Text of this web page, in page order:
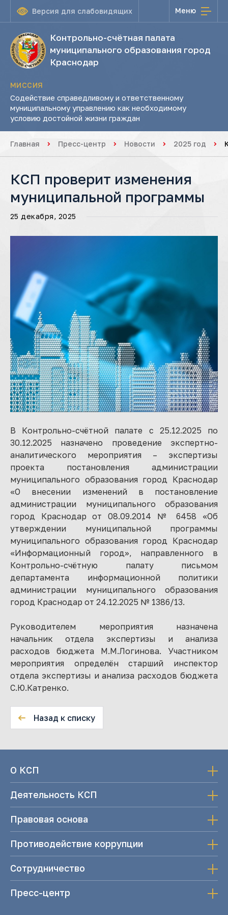
Версия для слабовидящих Меню
Контрольно-счётная палата
муниципального образования город
Краснодар
МИССИЯ
Содействие справедливому и ответственному
муниципальному управлению как необходимому
условию достойной жизни граждан
Главная Пресс-центр Новости 2025 год
КСП проверит изменения
муниципальной программы
25 декабря, 2025
В Контрольно-счётной палате с 25.12.2025 по
30.12.2025 назначено проведение экспертно-
аналитического мероприятия – экспертизы
проекта постановления администрации
муниципального образования город Краснодар
«О внесении изменений в постановление
администрации муниципального образования
город Краснодар от 08.09.2014 № 6458 «Об
утверждении муниципальной программы
муниципального образования город Краснодар
«Информационный город», направленного в
Контрольно-счётную палату письмом
департамента информационной политики
администрации муниципального образования
город Краснодар от 24.12.2025 № 1386/13.
Руководителем мероприятия назначена
начальник отдела экспертизы и анализа
расходов бюджета М.М.Логинова. Участником
мероприятия определён старший инспектор
отдела экспертизы и анализа расходов бюджета
С.Ю.Катренко.
Назад к списку
О КСП
Деятельность КСП
Правовая основа
Противодействие коррупции
Сотрудничество
Пресс-центр